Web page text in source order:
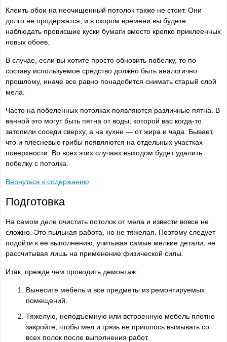
Клеить обои на неочищенный потолок также не стоит. Они
долго не продержатся, и в скором времени вы будете
наблюдать провисшие куски бумаги вместо крепко приклеенных
новых обоев.
В случае, если вы хотите просто обновить побелку, то по
составу используемое средство должно быть аналогично
прошлому, иначе все равно понадобится снимать старый слой
мела.
Часто на побеленных потолках появляются различные пятна. В
ванной это могут быть пятна от воды, которой вас когда-то
затопили соседи сверху, а на кухне — от жира и чада. Бывает,
что и плесневые грибы появляются на отдельных участках
поверхности. Во всех этих случаях выходом будет удалить
побелку с потолка.
Вернуться к содержанию
Подготовка
На самом деле очистить потолок от мела и извести вовсе не
сложно. Это пыльная работа, но не тяжелая. Поэтому следует
подойти к ее выполнению, учитывая самые мелкие детали, не
рассчитывая лишь на применение физической силы.
Итак, прежде чем проводить демонтаж:
Вынесите мебель и все предметы из ремонтируемых
помещений.
Тяжелую, неподъемную или встроенную мебель плотно
закройте, чтобы мел и грязь не пришлось вымывать со
всех полок после выполнения работ.